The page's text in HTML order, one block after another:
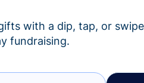
with a dip, tap, or
fundraising.